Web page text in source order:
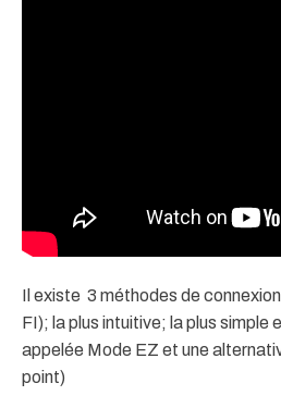
Il existe 3 méthodes de
FI); la plus intuitive; la plus simple
appelée Mode EZ et une
point)